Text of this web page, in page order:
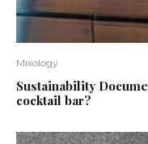
Mixology
Sustainability
cocktail bar?